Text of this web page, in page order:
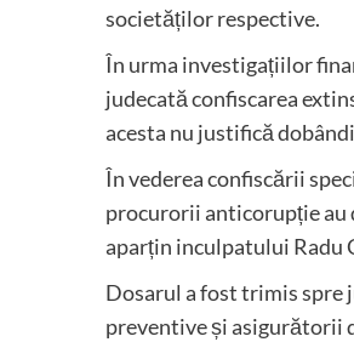
societăților respective.
În urma investigațiilor
judecată confiscarea
acesta nu justifică
În vederea confiscării
procurorii anticorupție au
aparțin inculpatului Radu
Dosarul a fost trimis spre
preventive și asigurătorii